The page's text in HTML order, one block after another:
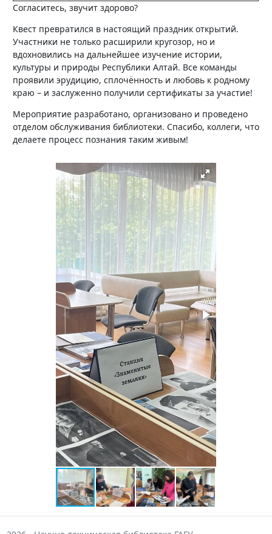
Согласитесь, звучит здорово?
Квест превратился в настоящий праздник открытий.
Участники не только расширили кругозор, но и
вдохновились на дальнейшее изучение истории,
культуры и природы Республики Алтай. Все команды
проявили эрудицию, сплочённость и любовь к родному
краю – и заслуженно получили сертификаты за участие!
Мероприятие разработано, организовано и проведено
отделом обслуживания библиотеки. Спасибо, коллеги, что
делаете процесс познания таким живым!